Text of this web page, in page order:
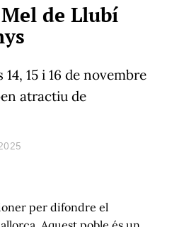
de Llubí
15 i 16 de novembre
atractiu de
per difondre el